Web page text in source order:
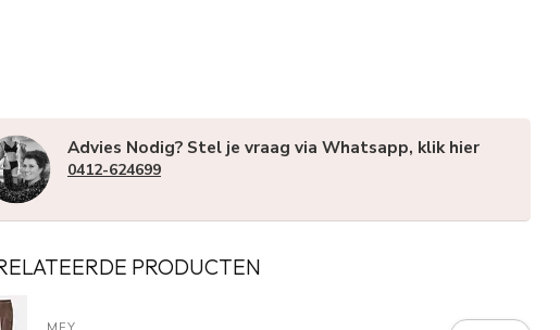
Advies Nodig? Stel je vraag via Whatsapp, klik hier
0412-624699
PRODUCTEN